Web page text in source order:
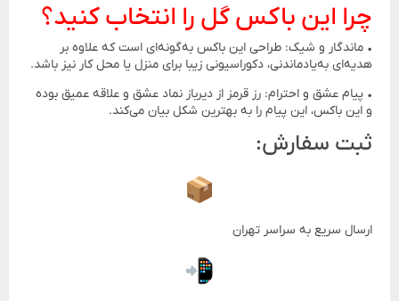
چرا این باکس گل را انتخاب کنید؟
• ماندگار و شیک: طراحی این باکس به‌گونه‌ای است که علاوه بر
هدیه‌ای به‌یادماندنی، دکوراسیونی زیبا برای منزل یا محل کار نیز باشد.
• پیام عشق و احترام: رز قرمز از دیرباز نماد عشق و علاقه عمیق بوده
و این باکس، این پیام را به بهترین شکل بیان می‌کند.
ثبت سفارش:
ارسال سریع به سراسر تهران